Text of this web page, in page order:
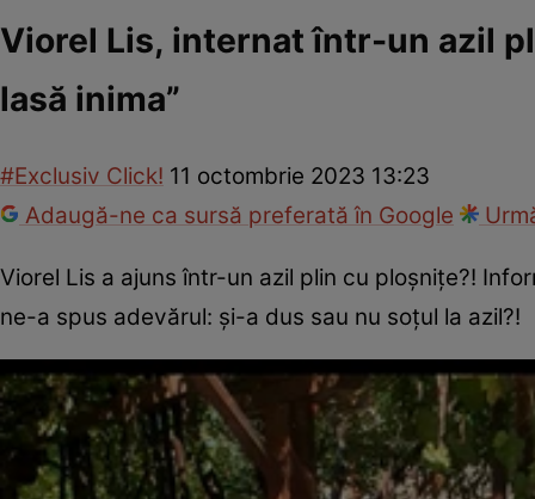
Viorel Lis, internat într-un azil
lasă inima”
#Exclusiv Click! 11 octombrie 2023 13:23
Adaugă-ne ca sursă preferată în Google
Viorel Lis a ajuns într-un azil plin cu ploșnițe?!
ne-a spus adevărul: și-a dus sau nu soțul la azil?!